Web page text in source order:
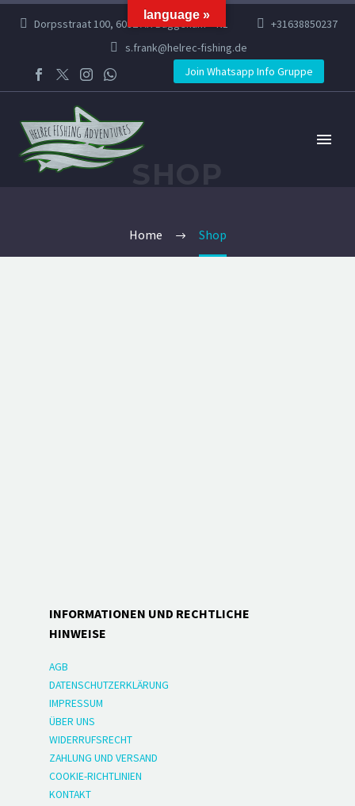
Dorpsstraat 100, 6082 AR Buggenum – NL
+31638850237
s.frank@helrec-fishing.de
Join Whatsapp Info Gruppe
Home Shop
INFORMATIONEN UND RECHTLICHE
HINWEISE
AGB
DATENSCHUTZERKLÄRUNG
IMPRESSUM
ÜBER UNS
WIDERRUFSRECHT
ZAHLUNG UND VERSAND
COOKIE-RICHTLINIEN
KONTAKT
language »